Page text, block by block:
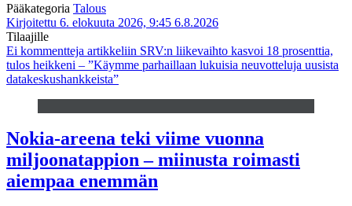
Pääkategoria Talous
Kirjoitettu 6. elokuuta 2026, 9:45 6.8.2026
Tilaajille
Ei kommentteja artikkeliin SRV:n liikevaihto kasvoi 18 prosenttia,
tulos heikkeni – ”Käymme parhaillaan lukuisia neuvotteluja uusista
datakeskushankkeista”
Nokia-areena teki viime vuonna
miljoonatappion – miinusta roimasti
aiempaa enemmän